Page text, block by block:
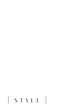
STYLE